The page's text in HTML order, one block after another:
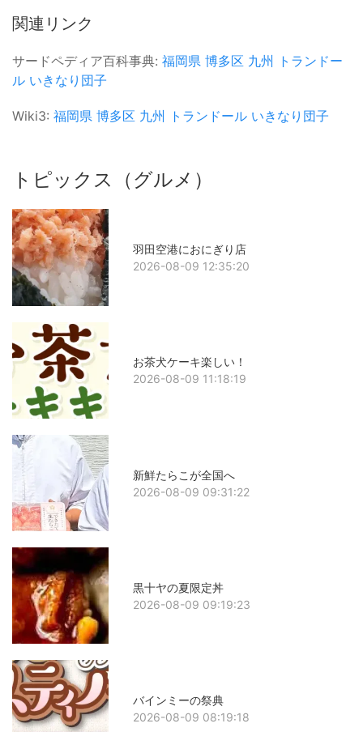
関連リンク
サードペディア百科事典: 福岡県 博多区 九州
トランドー
ル いきなり団子
Wiki3: 福岡県 博多区 九州 トランドール いきなり団子
トピックス（グルメ）
羽田空港におにぎり店
2026-08-09 12:35:20
お茶犬ケーキ楽しい！
2026-08-09 11:18:19
新鮮たらこが全国へ
2026-08-09 09:31:22
黒十ヤの夏限定丼
2026-08-09 09:19:23
バインミーの祭典
2026-08-09 08:19:18